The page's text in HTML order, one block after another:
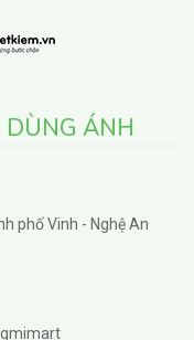
DÙNG ÁNH
phố Vinh - Nghệ An